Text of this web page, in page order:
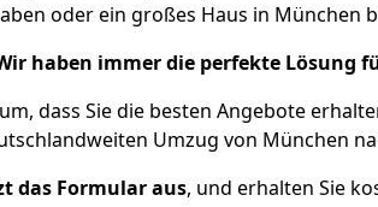
oder ein großes Haus in München
haben immer die perfekte Lösung
dass Sie die besten Angebote
Umzug von München
das Formular aus, und erhalten Sie